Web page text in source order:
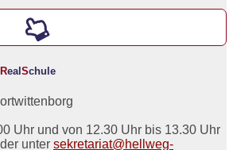
Real Schule
Uhr und von 12.30 Uhr bis 13.30 Uhr
unter sekretariat@hellweg-